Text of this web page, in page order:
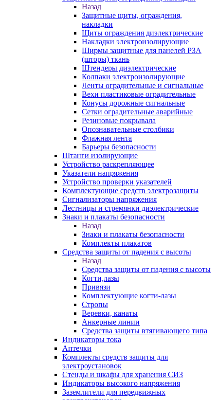
Назад
Защитные щиты, ограждения,
накладки
Щиты ограждения диэлектрические
Накладки электроизолирующие
Ширмы защитные для панелей РЗА
(шторы) ткань
Штендеры диэлектрические
Колпаки электроизолирующие
Ленты оградительные и сигнальные
Вехи пластиковые оградительные
Конусы дорожные сигнальные
Сетки оградительные аварийные
Резиновые покрывала
Опознавательные столбики
Флажная лента
Барьеры безопасности
Штанги изолирующие
Устройство раскрепляющее
Указатели напряжения
Устройство проверки указателей
Комплектующие средств электрозащиты
Сигнализаторы напряжения
Лестницы и стремянки диэлектрические
Знаки и плакаты безопасности
Назад
Знаки и плакаты безопасности
Комплекты плакатов
Средства защиты от падения с высоты
Назад
Средства защиты от падения с высоты
Когти,лазы
Привязи
Комплектующие когти-лазы
Стропы
Веревки, канаты
Анкерные линии
Средства защиты втягивающего типа
Индикаторы тока
Аптечки
Комплекты средств защиты для
электроустановок
Стенды и шкафы для хранения СИЗ
Индикаторы высокого напряжения
Заземлители для передвижных